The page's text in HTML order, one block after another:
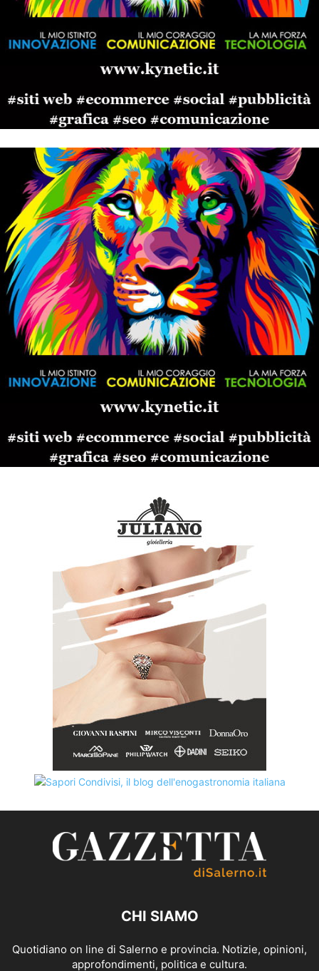
CHI SIAMO
Quotidiano on line di Salerno e provincia. Notizie, opinioni,
approfondimenti, politica e cultura.